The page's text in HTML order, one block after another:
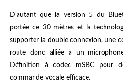
D'autant que la version 5 du
portée de 30 mètres et la
supporter la double connexion, une
route donc alliée à un
Définition à codec mSBC pour
commande vocale efficace.